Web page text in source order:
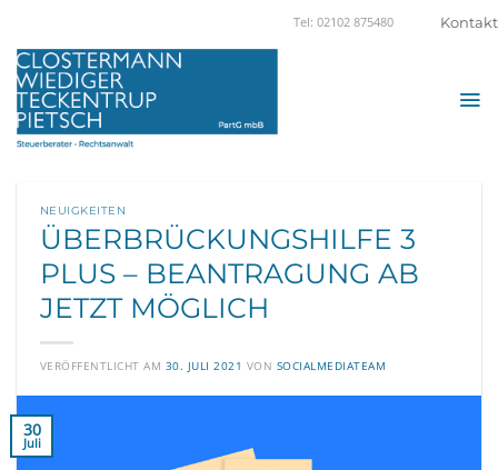
Inhalt
springen
Tel: 02102 875480 Kontakt
NEUIGKEITEN
ÜBERBRÜCKUNGSHILFE 3
PLUS – BEANTRAGUNG AB
JETZT MÖGLICH
VERÖFFENTLICHT AM 30. JULI 2021 VON SOCIALMEDIATEAM
30
Juli